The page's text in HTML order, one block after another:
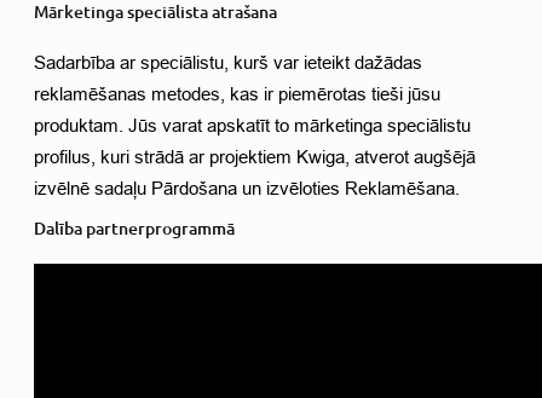
Mārketinga speciālista atrašana
Sadarbība ar speciālistu, kurš var ieteikt dažādas
reklamēšanas metodes, kas ir piemērotas tieši jūsu
produktam. Jūs varat apskatīt to mārketinga speciālistu
profilus, kuri strādā ar projektiem Kwiga, atverot augšējā
izvēlnē sadaļu Pārdošana un izvēloties Reklamēšana.
Dalība partnerprogrammā